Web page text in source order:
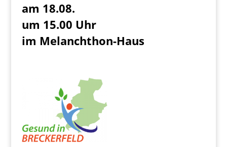
am 18.08.
um 15.00 Uhr
im Melanchthon-Haus